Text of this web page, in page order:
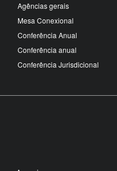
Agências gerais
Mesa Conexional
Conferência Anual
Conferência anual
Conferência Jurisdicional